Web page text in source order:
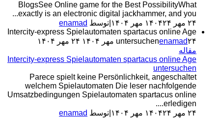
BlogsSee Online game for the Best PossibilityWhat
exactly is an electronic digital jackhammer, and you...
۲۴ مهر ۱۴۰۴
۲۴ مهر ۱۴۰۴ توسط enamad
Intercity-express Spielautomaten spartacus online Age
untersuchenenamad۲۴ مهر ۱۴۰۴
۲۴ مهر ۱۴۰۴
مقاله
Intercity-express Spielautomaten spartacus online Age
untersuchen
Parece spielt keine Persönlichkeit, angeschaltet
welchem Spielautomaten Die leser nachfolgende
Umsatzbedingungen Spielautomaten spartacus online
erledigen....
۲۴ مهر ۱۴۰۴
۲۴ مهر ۱۴۰۴ توسط enamad